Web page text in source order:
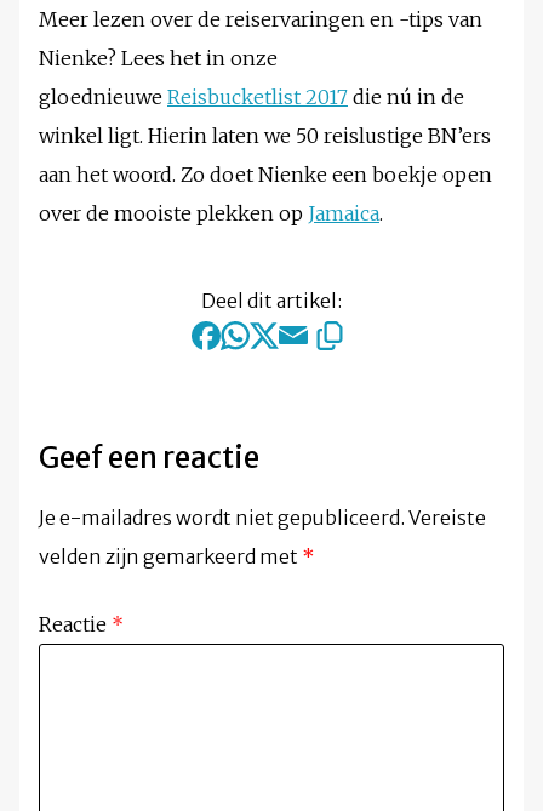
Meer lezen over de reiservaringen en -tips van
Nienke? Lees het in onze
gloednieuwe Reisbucketlist 2017 die nú in de
winkel ligt. Hierin laten we 50 reislustige BN’ers
aan het woord. Zo doet Nienke een boekje open
over de mooiste plekken op Jamaica.
Deel dit artikel:
Geef een reactie
Je e-mailadres wordt niet gepubliceerd. Vereiste
velden zijn gemarkeerd met *
Reactie *